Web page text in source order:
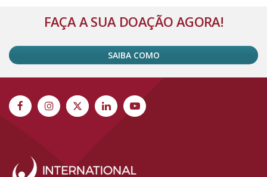
FAÇA A SUA DOAÇÃO AGORA!
SAIBA COMO